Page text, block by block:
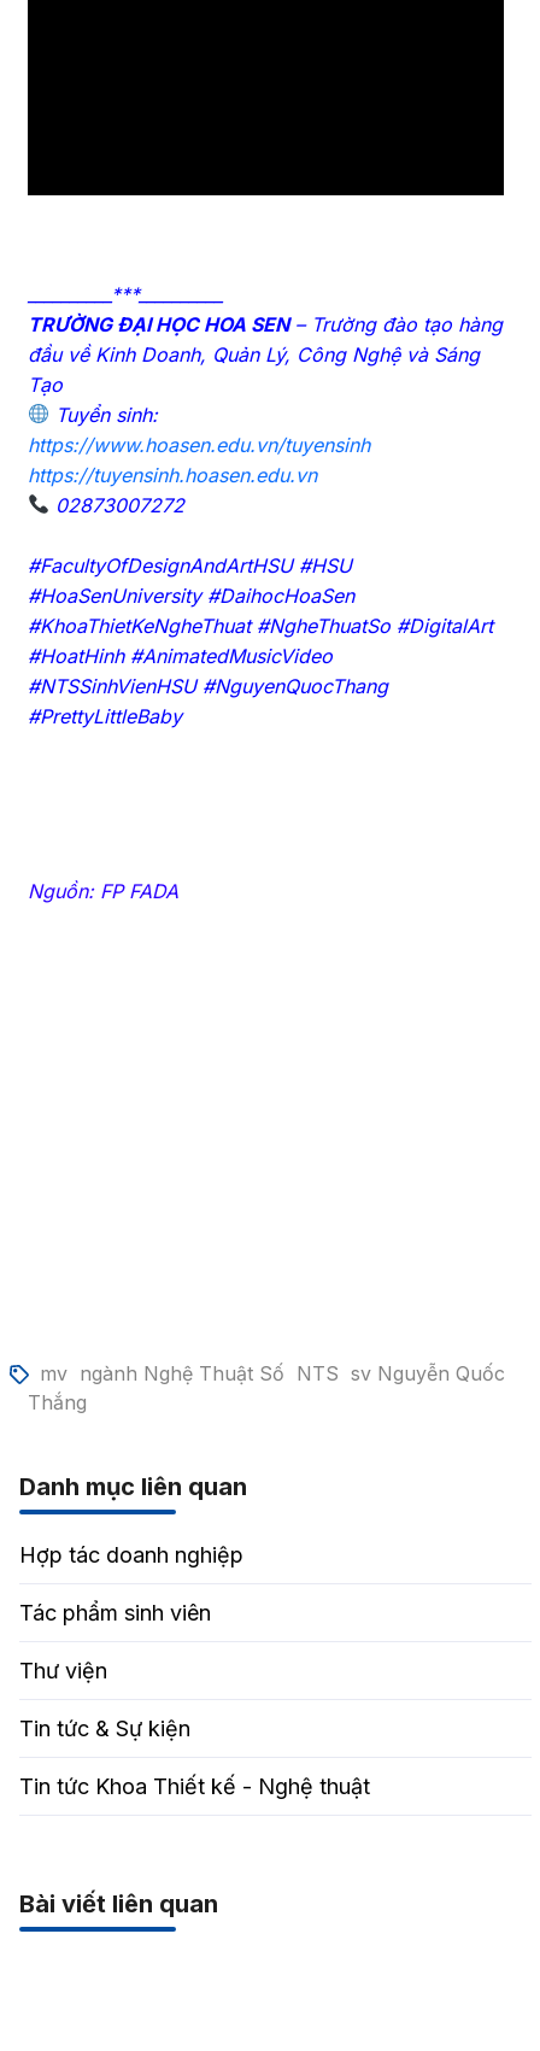
__________***__________
TRƯỜNG ĐẠI HỌC HOA SEN– Trường đào tạo hàng
đầu về Kinh Doanh, Quản Lý, Công Nghệ và Sáng
Tạo
Tuyển sinh:
https://www.hoasen.edu.vn/tuyensinh
https://tuyensinh.hoasen.edu.vn
02873007272
#FacultyOfDesignAndArtHSU #HSU
#HoaSenUniversity #DaihocHoaSen
#KhoaThietKeNgheThuat #NgheThuatSo #DigitalArt
#HoatHinh #AnimatedMusicVideo
#NTSSinhVienHSU #NguyenQuocThang
#PrettyLittleBaby
Nguồn: FP FADA
mv ngành Nghệ Thuật Số NTS sv Nguyễn Quốc
Thắng
Danh mục liên quan
Hợp tác doanh nghiệp
Tác phẩm sinh viên
Thư viện
Tin tức & Sự kiện
Tin tức Khoa Thiết kế - Nghệ thuật
Bài viết liên quan